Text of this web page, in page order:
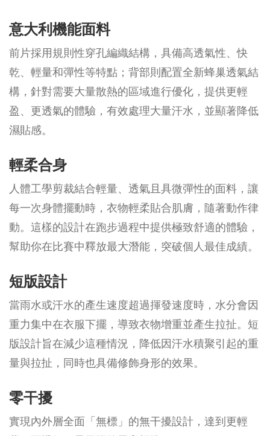
意大利機能面料
前片採用規則性穿孔編織結構，具備高透氣性、快
乾、輕量和彈性等特點；背部則配置全新蜂巢透氣結
構，針對需要大量散熱的區域進行優化，提供更輕
盈、更透氣的體驗，有效處理大量汗水，並顯著降低
濕貼感。
輕柔合身
人體工學剪裁結合輕量、透氣且具微彈性的面料，讓
每一次身體擺動時，衣物輕柔貼合肌膚，隨著動作律
動。這樣的設計在跑步過程中提供極致舒適的體驗，
幫助你在比賽中釋放最大潛能，突破個人最佳成績。
短版設計
當雨水或汗水的產生速度超過揮發速度時，水分會因
重力集中在衣服下擺，導致衣物增重並產生拉扯。短
版設計旨在減少這種情況，降低因汗水積聚引起的重
量與拉扯，同時也具備修飾身形的效果。
零干擾
實現內外層全面「無標」的無干擾設計，達到更輕